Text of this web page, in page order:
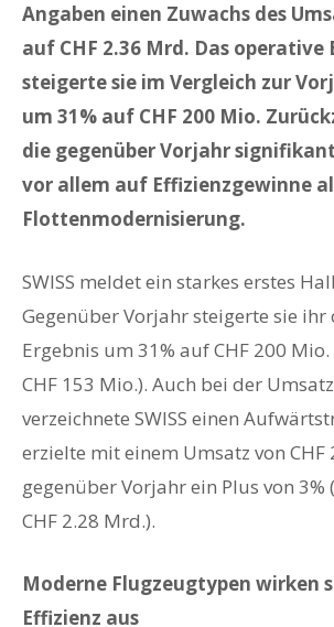
Angaben einen Zuwachs des
auf CHF 2.36 Mrd. Das operative
steigerte sie im Vergleich zur
um 31% auf CHF 200 Mio.
die gegenüber Vorjahr
vor allem auf Effizienzgewinne
Flottenmodernisierung.
SWISS meldet ein starkes erstes
Gegenüber Vorjahr steigerte sie ihr
Ergebnis um 31% auf CHF 200 Mio.
CHF 153 Mio.). Auch bei der
verzeichnete SWISS einen
erzielte mit einem Umsatz von CHF
gegenüber Vorjahr ein Plus von 3%
CHF 2.28 Mrd.).
Moderne Flugzeugtypen wirken
Effizienz aus